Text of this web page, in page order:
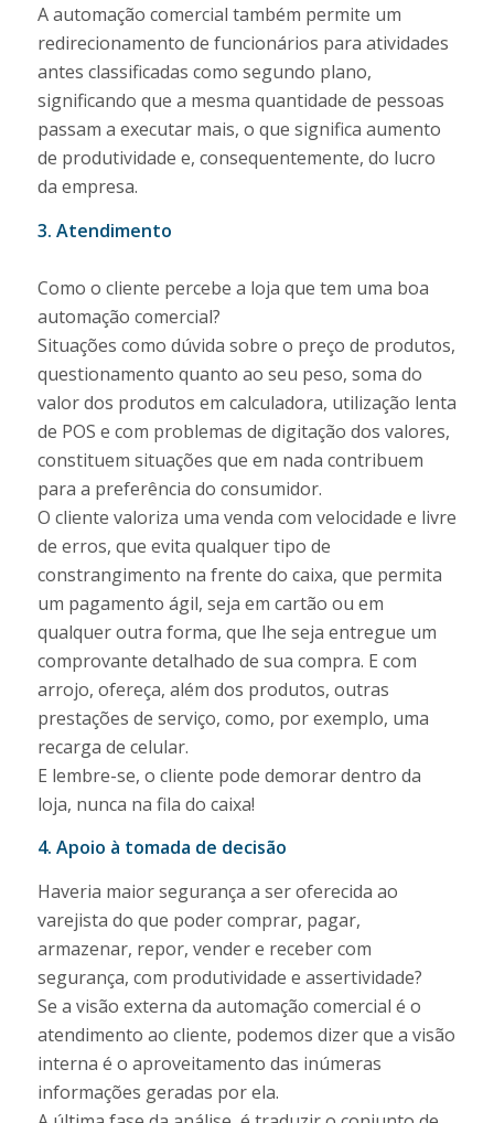
A automação comercial também permite um
redirecionamento de funcionários para atividades
antes classificadas como segundo plano,
significando que a mesma quantidade de pessoas
passam a executar mais, o que significa aumento
de produtividade e, consequentemente, do lucro
da empresa.
3. Atendimento
Como o cliente percebe a loja que tem uma boa
automação comercial?
Situações como dúvida sobre o preço de produtos,
questionamento quanto ao seu peso, soma do
valor dos produtos em calculadora, utilização lenta
de POS e com problemas de digitação dos valores,
constituem situações que em nada contribuem
para a preferência do consumidor.
O cliente valoriza uma venda com velocidade e livre
de erros, que evita qualquer tipo de
constrangimento na frente do caixa, que permita
um pagamento ágil, seja em cartão ou em
qualquer outra forma, que lhe seja entregue um
comprovante detalhado de sua compra. E com
arrojo, ofereça, além dos produtos, outras
prestações de serviço, como, por exemplo, uma
recarga de celular.
E lembre-se, o cliente pode demorar dentro da
loja, nunca na fila do caixa!
4. Apoio à tomada de decisão
Haveria maior segurança a ser oferecida ao
varejista do que poder comprar, pagar,
armazenar, repor, vender e receber com
segurança, com produtividade e assertividade?
Se a visão externa da automação comercial é o
atendimento ao cliente, podemos dizer que a visão
interna é o aproveitamento das inúmeras
informações geradas por ela.